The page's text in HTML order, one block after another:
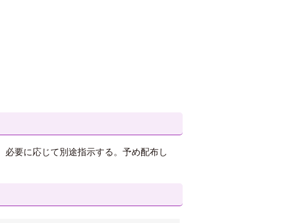
必要に応じて別途指示する。予め配布し